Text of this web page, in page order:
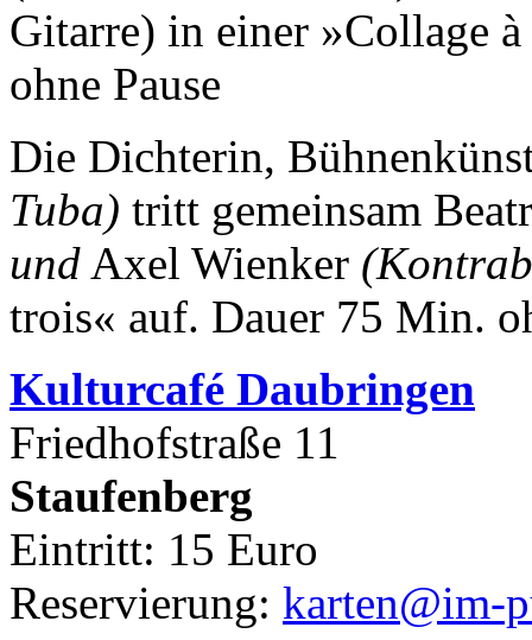
Gitarre) in einer »Collage
ohne Pause
Die Dichterin,
Tuba) tritt gemeinsam
und Axel Wienker
trois« auf. Dauer 75 Min.
Kulturcafé Daubringen
Friedhofstraße 11
Staufenberg
Eintritt: 15 Euro
Reservierung: karten@im-